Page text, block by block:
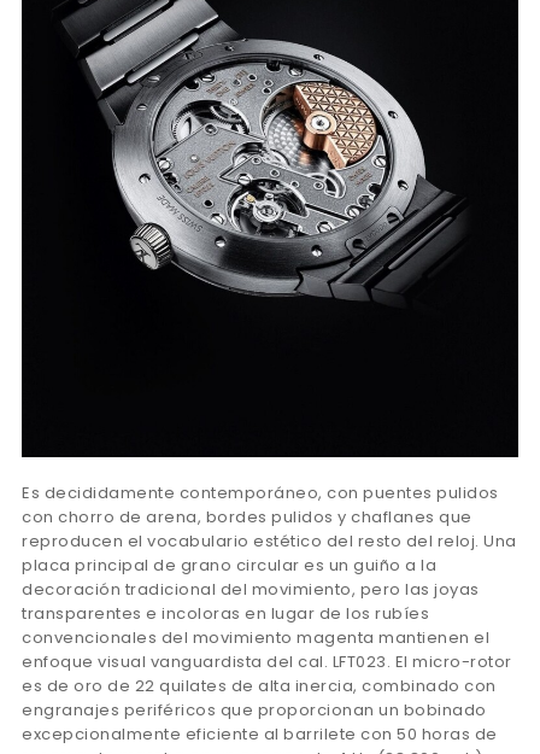
Es decididamente contemporáneo, con puentes pulidos
con chorro de arena, bordes pulidos y chaflanes que
reproducen el vocabulario estético del resto del reloj. Una
placa principal de grano circular es un guiño a la
decoración tradicional del movimiento, pero las joyas
transparentes e incoloras en lugar de los rubíes
convencionales del movimiento magenta mantienen el
enfoque visual vanguardista del cal. LFT023. El micro-rotor
es de oro de 22 quilates de alta inercia, combinado con
engranajes periféricos que proporcionan un bobinado
excepcionalmente eficiente al barrilete con 50 horas de